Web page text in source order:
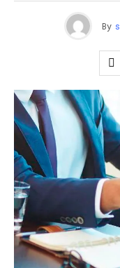
By